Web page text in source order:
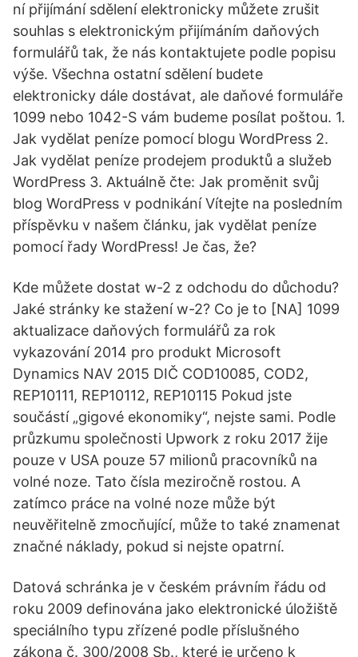
ní přijímání sdělení elektronicky můžete zrušit
souhlas s elektronickým přijímáním daňových
formulářů tak, že nás kontaktujete podle popisu
výše. Všechna ostatní sdělení budete
elektronicky dále dostávat, ale daňové formuláře
1099 nebo 1042-S vám budeme posílat poštou. 1.
Jak vydělat peníze pomocí blogu WordPress 2.
Jak vydělat peníze prodejem produktů a služeb
WordPress 3. Aktuálně čte: Jak proměnit svůj
blog WordPress v podnikání Vítejte na posledním
příspěvku v našem článku, jak vydělat peníze
pomocí řady WordPress! Je čas, že?
Kde můžete dostat w-2 z odchodu do důchodu?
Jaké stránky ke stažení w-2? Co je to [NA] 1099
aktualizace daňových formulářů za rok
vykazování 2014 pro produkt Microsoft
Dynamics NAV 2015 DIČ COD10085, COD2,
REP10111, REP10112, REP10115 Pokud jste
součástí „gigové ekonomiky“, nejste sami. Podle
průzkumu společnosti Upwork z roku 2017 žije
pouze v USA pouze 57 milionů pracovníků na
volné noze. Tato čísla meziročně rostou. A
zatímco práce na volné noze může být
neuvěřitelně zmocňující, může to také znamenat
značné náklady, pokud si nejste opatrní.
Datová schránka je v českém právním řádu od
roku 2009 definována jako elektronické úložiště
speciálního typu zřízené podle příslušného
zákona č. 300/2008 Sb., které je určeno k